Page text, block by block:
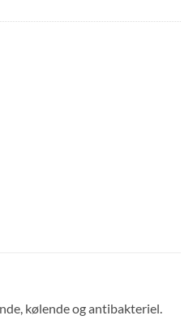
kølende og antibakteriel.